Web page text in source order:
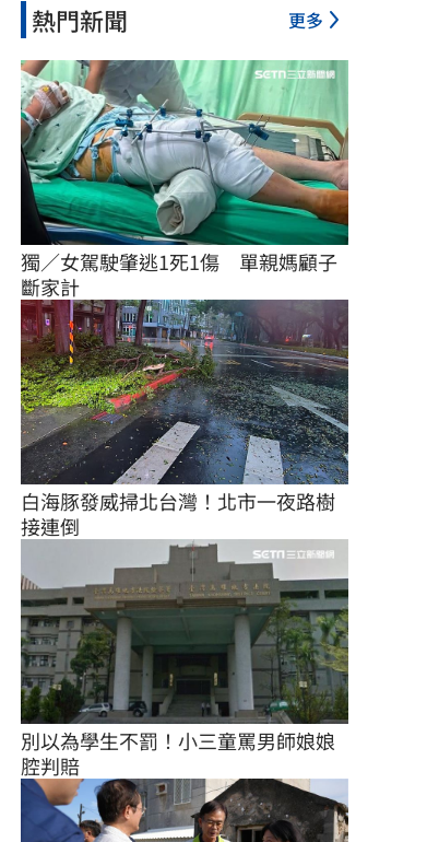
熱門新聞 更多
獨／女駕駛肇逃1死1傷　單親媽顧子
斷家計
白海豚發威掃北台灣！北市一夜路樹
接連倒
別以為學生不罰！小三童罵男師娘娘
腔判賠